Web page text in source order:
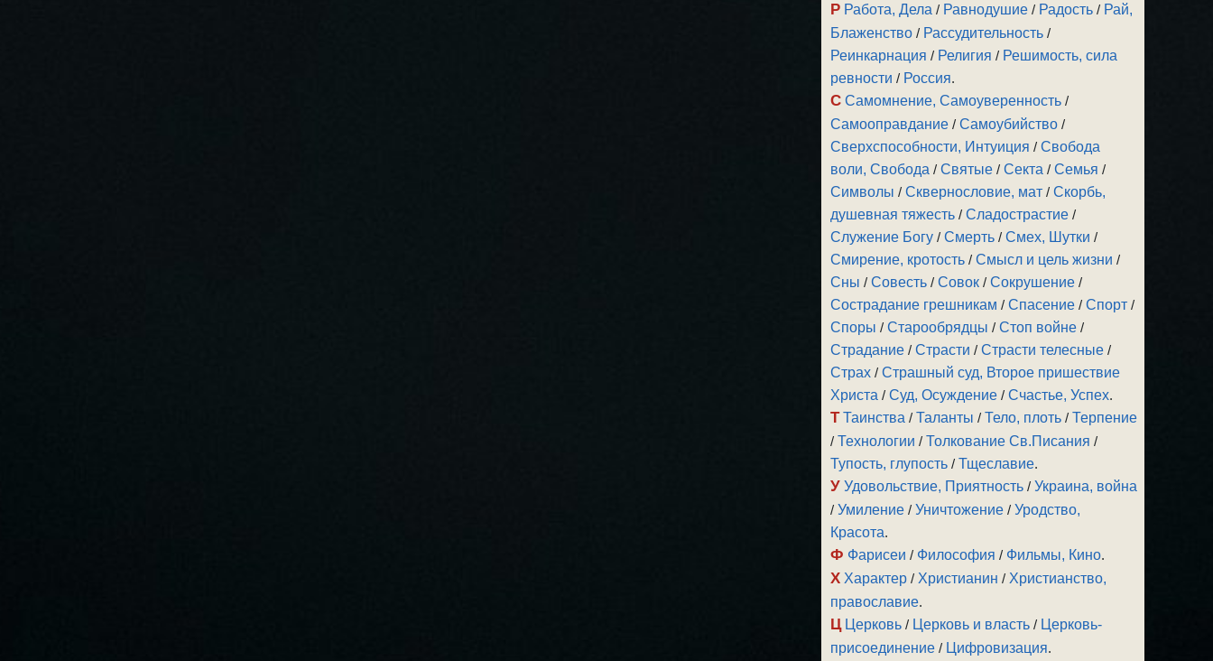
Р Работа, Дела / Равнодушие / Радость / Рай,
Блаженство / Рассудительность /
Реинкарнация / Религия / Решимость, сила
ревности / Россия.
С Самомнение, Самоуверенность /
Самооправдание /Самоубийство /
Сверхспособности, Интуиция /Свобода
воли, Свобода /Святые /Секта /Семья /
Символы /Сквернословие, мат /Скорбь,
душевная тяжесть /Сладострастие /
Служение Богу /Смерть /Смех, Шутки /
Смирение, кротость /Смысл и цель жизни /
Сны /Совесть /Совок /Сокрушение /
Сострадание грешникам /Спасение /Спорт /
Споры /Старообрядцы /Стоп войне /
Страдание /Страсти /Страсти телесные /
Страх /Страшный суд, Второе пришествие
Христа /Суд, Осуждение /Счастье, Успех.
Т Таинства /Таланты /Тело, плоть /Терпение
/Технологии /Толкование Св.Писания /
Тупость, глупость /Тщеславие.
У Удовольствие, Приятность /Украина, война
/Умиление /Уничтожение /Уродство,
Красота.
Ф Фарисеи / Философия / Фильмы, Кино.
Х Характер / Христианин / Христианство,
православие.
Ц Церковь / Церковь и власть / Церковь-
присоединение / Цифровизация.